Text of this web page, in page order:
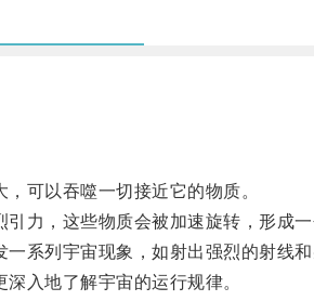
可以吞噬一切接近它的物质。
，这些物质会被加速旋转，形成一
列宇宙现象，如射出强烈的射线和
入地了解宇宙的运行规律。